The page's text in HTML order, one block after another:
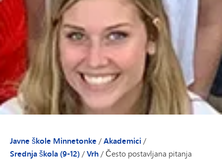
Javne škole Minnetonke /Akademici /
Srednja škola (9-12)/Vrh/Često postavljana pitanja